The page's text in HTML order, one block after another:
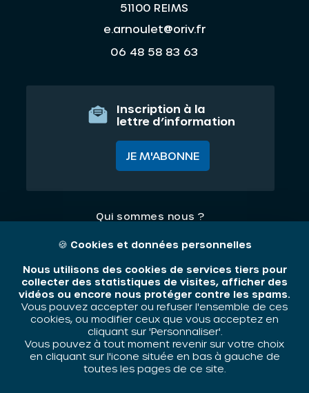
51100 REIMS
e.arnoulet@oriv.fr
06 48 58 83 63
Inscription à la
lettre d’information
JE M'ABONNE
Qui sommes nous ?
Nos thématiques
Mentions légales
ORIV - 2026 / Tous droits réservés
🍪 Cookies et données personnelles
Nous utilisons des cookies de services tiers pour
collecter des statistiques de visites, afficher des
vidéos ou encore nous protéger contre les spams.
Vous pouvez accepter ou refuser l'ensemble de ces
cookies, ou modifier ceux que vous acceptez en
cliquant sur 'Personnaliser'.
Vous pouvez à tout moment revenir sur votre choix
en cliquant sur l'icone située en bas à gauche de
toutes les pages de ce site.